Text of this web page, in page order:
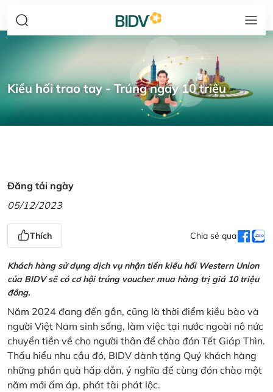
Kiều hối trao tay - Trúng ngay 10 triệu
Đăng tải ngày
05/12/2023
Thích Chia sẻ qua
Khách hàng sử dụng dịch vụ nhận tiền kiều hối Western Union
của BIDV sẽ có cơ hội trúng voucher mua hàng trị giá 10 triệu
đồng.
Năm 2024 đang đến gần, cũng là thời điểm kiều bào và
người Việt Nam sinh sống, làm việc tại nước ngoài nô nức
chuyển tiền về cho người thân để chào đón Tết Giáp Thìn.
Thấu hiểu nhu cầu đó, BIDV dành tặng Quý khách hàng
những phần quà hấp dẫn, ý nghĩa để cùng đón chào một
năm mới ấm áp, phát tài phát lộc.